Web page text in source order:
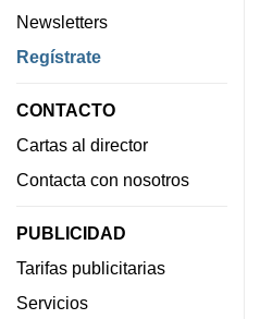
Newsletters
Regístrate
CONTACTO
Cartas al director
Contacta con nosotros
PUBLICIDAD
Tarifas publicitarias
Servicios